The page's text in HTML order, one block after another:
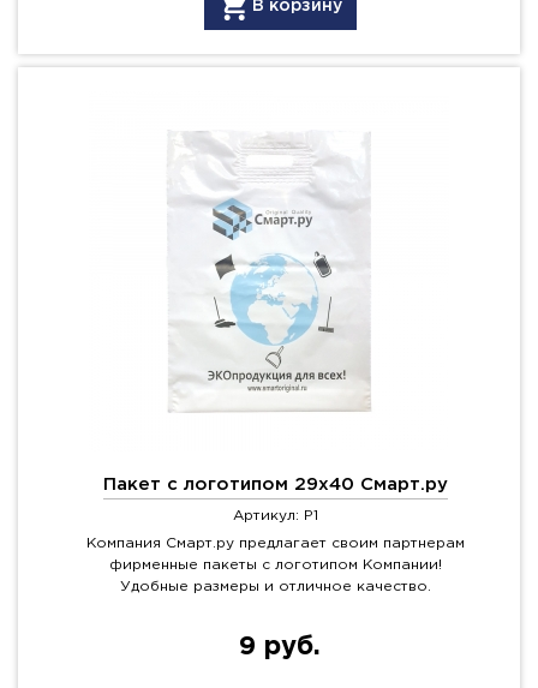
В корзину
Пакет с логотипом 29x40 Смарт.ру
Артикул: P1
Компания Смарт.ру предлагает своим партнерам
фирменные пакеты с логотипом Компании!
Удобные размеры и отличное качество.
9 руб.